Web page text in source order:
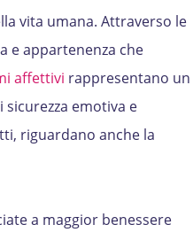
vita umana. Attraverso le
e appartenenza che
affettivi rappresentano un
emotiva e
riguardano anche la
a maggior benessere